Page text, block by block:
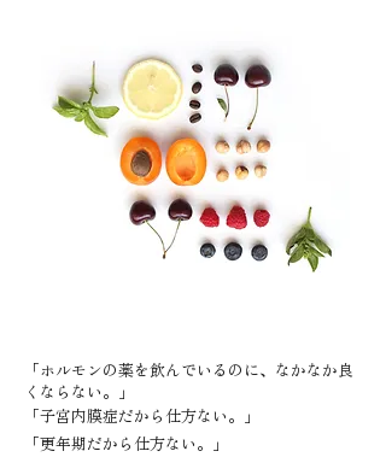
「ホルモンの薬を飲んでいるのに、なかなか良
くならない。」
「子宮内膜症だから仕方ない。」
「更年期だから仕方ない。」